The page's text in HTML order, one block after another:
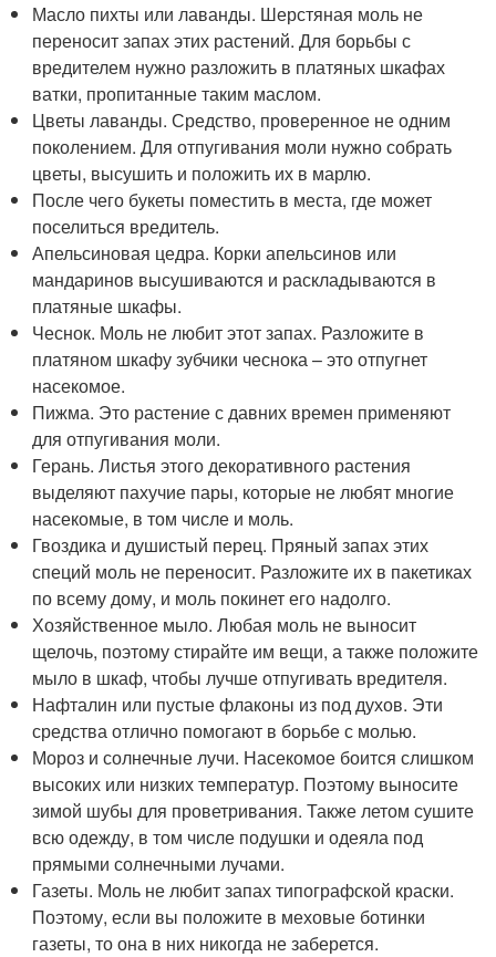
Масло пихты или лаванды. Шерстяная моль не
переносит запах этих растений. Для борьбы с
вредителем нужно разложить в платяных шкафах
ватки, пропитанные таким маслом.
Цветы лаванды. Средство, проверенное не одним
поколением. Для отпугивания моли нужно собрать
цветы, высушить и положить их в марлю.
После чего букеты поместить в места, где может
поселиться вредитель.
Апельсиновая цедра. Корки апельсинов или
мандаринов высушиваются и раскладываются в
платяные шкафы.
Чеснок. Моль не любит этот запах. Разложите в
платяном шкафу зубчики чеснока – это отпугнет
насекомое.
Пижма. Это растение с давних времен применяют
для отпугивания моли.
Герань. Листья этого декоративного растения
выделяют пахучие пары, которые не любят многие
насекомые, в том числе и моль.
Гвоздика и душистый перец. Пряный запах этих
специй моль не переносит. Разложите их в пакетиках
по всему дому, и моль покинет его надолго.
Хозяйственное мыло. Любая моль не выносит
щелочь, поэтому стирайте им вещи, а также положите
мыло в шкаф, чтобы лучше отпугивать вредителя.
Нафталин или пустые флаконы из под духов. Эти
средства отлично помогают в борьбе с молью.
Мороз и солнечные лучи. Насекомое боится слишком
высоких или низких температур. Поэтому выносите
зимой шубы для проветривания. Также летом сушите
всю одежду, в том числе подушки и одеяла под
прямыми солнечными лучами.
Газеты. Моль не любит запах типографской краски.
Поэтому, если вы положите в меховые ботинки
газеты, то она в них никогда не заберется.